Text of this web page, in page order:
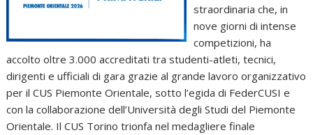
straordinaria che, in
nove giorni di intense
competizioni, ha
accolto oltre 3.000 accreditati tra studenti-atleti, tecnici,
dirigenti e ufficiali di gara grazie al grande lavoro organizzativo
per il CUS Piemonte Orientale, sotto l’egida di FederCUSI e
con la collaborazione dell’Università degli Studi del Piemonte
Orientale. Il CUS Torino trionfa nel medagliere finale